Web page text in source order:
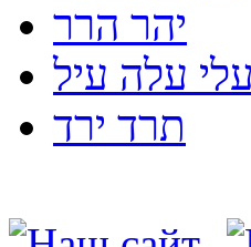
יהר הרר
עלה עיל
תרד ירד